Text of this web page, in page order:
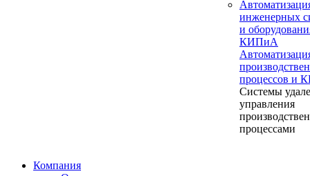
инженерных
и
КИПиА
процессов и
Системы
управления
процессами
Компания